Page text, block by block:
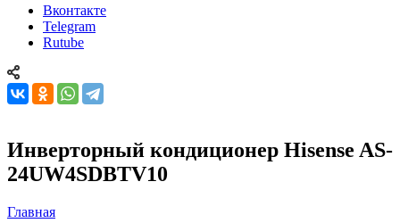
Вконтакте
Telegram
Rutube
Инверторный кондиционер Hisense AS-
24UW4SDBTV10
Главная